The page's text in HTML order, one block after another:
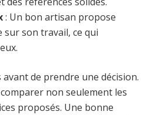
: Un bon artisan propose
son travail, ce qui
de prendre une décision.
non seulement les
proposés. Une bonne